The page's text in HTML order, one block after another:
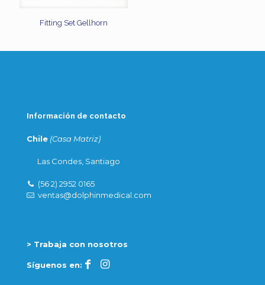
Fitting Set Gellhorn
Información de contacto
Chile (Casa Matriz)
Las Condes, Santiago
(56 2) 2952 0165
ventas@dolphinmedical.com
> Trabaja con nosotros
Síguenos en: